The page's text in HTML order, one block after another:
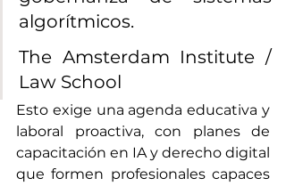
algorítmicos.
The Amsterdam Institute /
Law School
Esto exige una agenda educativa y
laboral proactiva, con planes de
capacitación en IA y derecho digital
que formen profesionales capaces